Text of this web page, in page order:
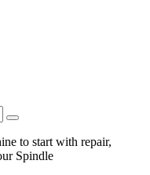
to start with repair,
Spindle